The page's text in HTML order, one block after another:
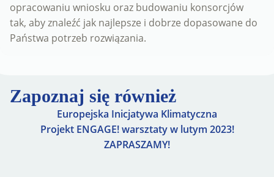
opracowaniu wniosku oraz budowaniu konsorcjów
tak, aby znaleźć jak najlepsze i dobrze dopasowane do
Państwa potrzeb rozwiązania.
Zapoznaj się również
Europejska Inicjatywa Klimatyczna
Projekt ENGAGE! warsztaty w lutym 2023!
ZAPRASZAMY!